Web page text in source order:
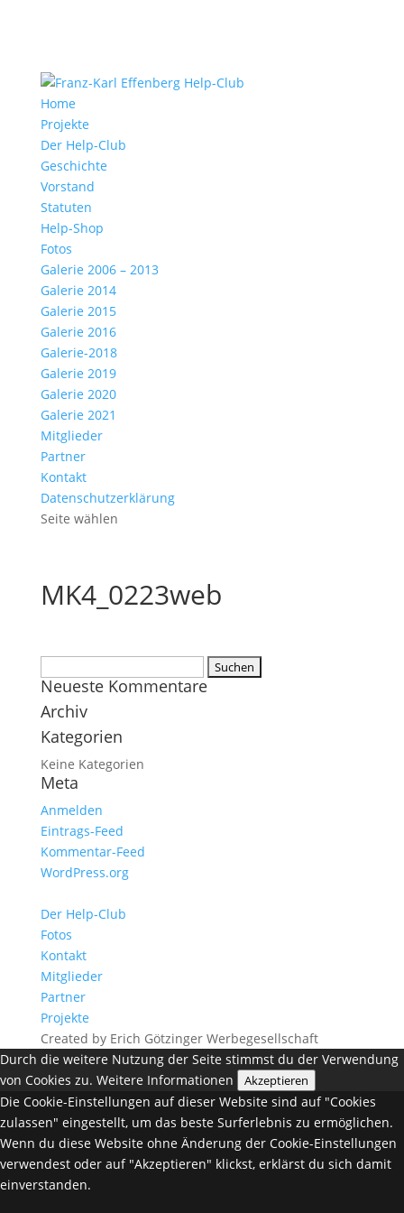
Home
Projekte
Der Help-Club
Geschichte
Vorstand
Statuten
Help-Shop
Fotos
Galerie 2006 – 2013
Galerie 2014
Galerie 2015
Galerie 2016
Galerie-2018
Galerie 2019
Galerie 2020
Galerie 2021
Mitglieder
Partner
Kontakt
Datenschutzerklärung
Seite wählen
MK4_0223web
nach:
Neueste Kommentare
Archiv
Kategorien
Keine Kategorien
Meta
Anmelden
Eintrags-Feed
Kommentar-Feed
WordPress.org
Der Help-Club
Fotos
Kontakt
Mitglieder
Partner
Projekte
Created by Erich Götzinger Werbegesellschaft
Durch die weitere Nutzung der Seite stimmst du der Verwendung
von Cookies zu. Weitere Informationen Akzeptieren
Die Cookie-Einstellungen auf dieser Website sind auf "Cookies
zulassen" eingestellt, um das beste Surferlebnis zu ermöglichen.
Wenn du diese Website ohne Änderung der Cookie-Einstellungen
verwendest oder auf "Akzeptieren" klickst, erklärst du sich damit
einverstanden.